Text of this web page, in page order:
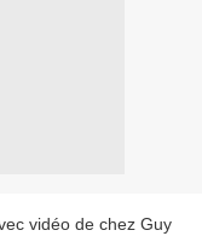
vidéo de chez Guy